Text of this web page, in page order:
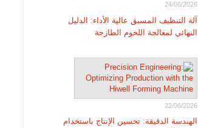
24/06/2026
آلة التنظيف المسبق عالية الأداء: الدليل
النهائي لمعالجة اللحوم الطازجة
22/06/2026
الهندسة الدقيقة: تحسين الإنتاج باستخدام